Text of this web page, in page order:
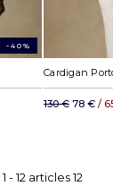
-40%
Cardigan
130 € 78 € /
1 -12 articles12